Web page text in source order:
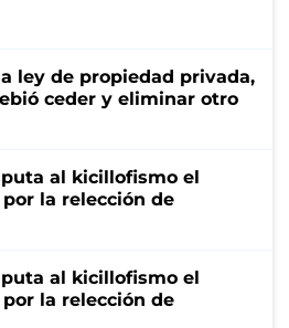
ley de propiedad privada,
ceder y eliminar otro
al kicillofismo el
la relección de
al kicillofismo el
la relección de